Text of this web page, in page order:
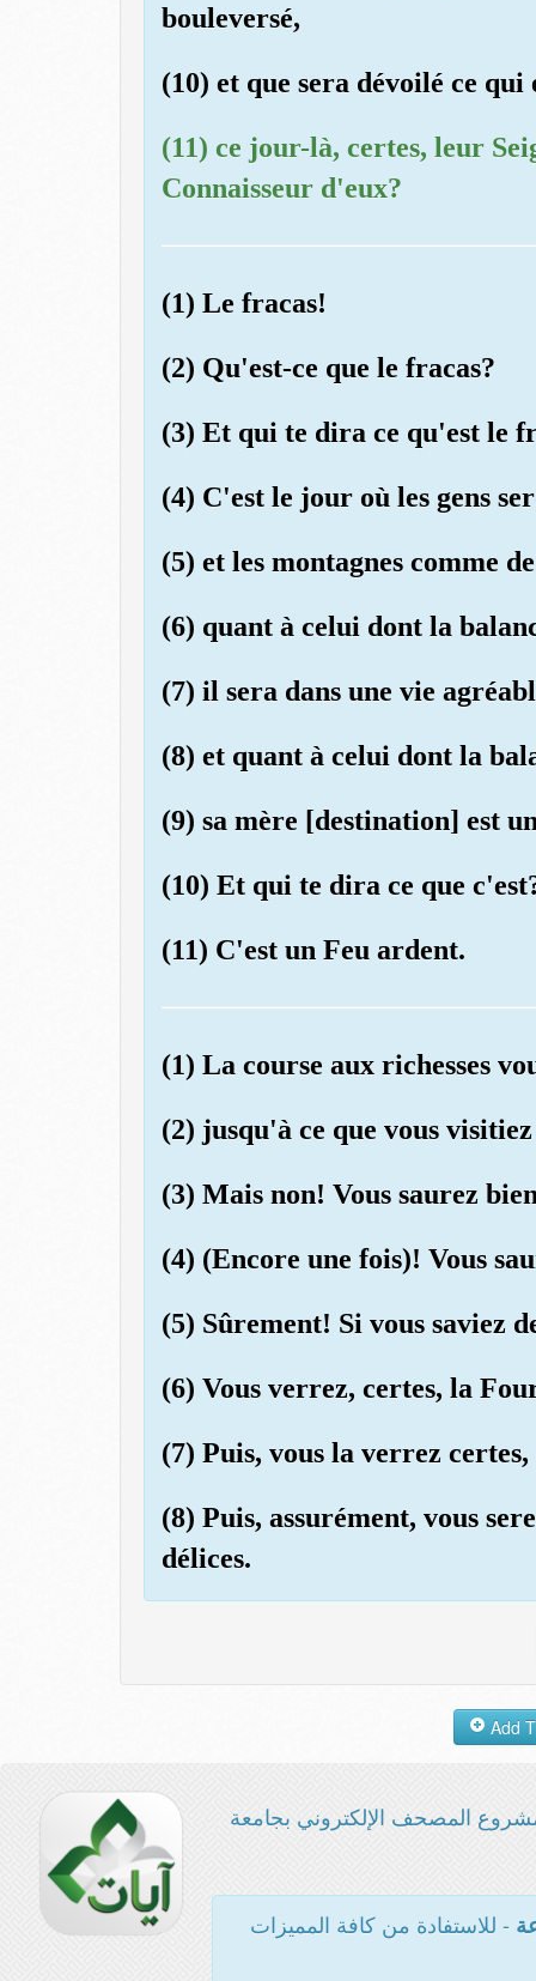
bouleversé,
(10) et que sera dévoilé ce qui
(11) ce jour-là, certes, leur
Connaisseur d'eux?
(1) Le fracas!
(2) Qu'est-ce que le fracas?
(3) Et qui te dira ce qu'est le
(4) C'est le jour où les gens
(5) et les montagnes comme
(6) quant à celui dont la
(7) il sera dans une vie
(8) et quant à celui dont la
(9) sa mère [destination] est
(10) Et qui te dira ce que
(11) C'est un Feu ardent.
(1) La course aux richesses
(2) jusqu'à ce que vous
(3) Mais non! Vous saurez
(4) (Encore une fois)! Vous
(5) Sûrement! Si vous saviez
(6) Vous verrez, certes, la
(7) Puis, vous la verrez
(8) Puis, assurément, vous
délices.
المصحف الإلكتروني بجامعة
- للاستفادة من كافة المميزات